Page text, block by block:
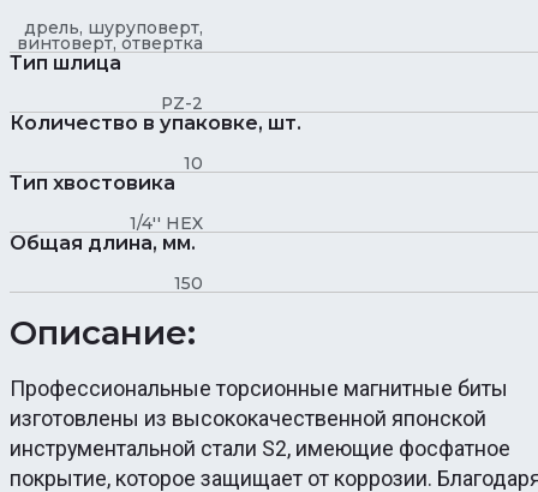
дрель, шуруповерт,
винтоверт, отвертка
Тип шлица
PZ-2
Количество в упаковке, шт.
10
Тип хвостовика
1/4'' HEX
Общая длина, мм.
150
Описание:
Профессиональные торсионные магнитные биты
изготовлены из высококачественной японской
инструментальной стали S2, имеющие фосфатное
покрытие, которое защищает от коррозии.